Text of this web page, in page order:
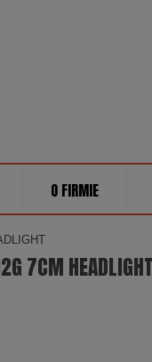
O FIRMIE
7CM HEADLIGHT